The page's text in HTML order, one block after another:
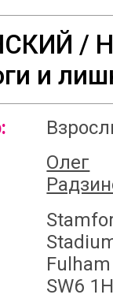
/
и
Олег
SW6